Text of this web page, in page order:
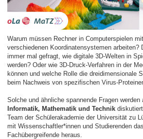
Warum müssen Rechner in Computerspielen
verschiedenen Koordinatensystemen arbeiten?
immer mal gefragt, wie digitale 3D-Welten in
werden? Oder wie 3D-Druck-Verfahren in der
können und welche Rolle die dreidimensionale
beim Nachweis von spezifischen Virus-
Solche und ähnliche spannende Fragen werden
Informatik, Mathematik und Technik
Team der Schülerakademie der Universität zu
mit Wissenschaftler*innen und Studierenden
Fachübergreifende heraus.